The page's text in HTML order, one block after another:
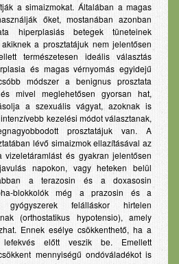
a simaizmokat. Általában a magas
őket, mostanában azonban
hiperplasiás betegek tüneteinek
a prosztatájuk nem jelentősen
természetesen ideális választás
és magas vérnyomás egyidejű
módszer a benignus prosztata
mivel meglehetősen gyorsan hat,
a szexuális vágyat, azoknak is
kezelési módot választanak,
prosztatájuk van. A
lévő simaizmok ellazításával az
és gyakran jelentősen
napokon, vagy heteken belül
a terazosin és a doxasosin
blokkolók még a prazosin és a
felálláskor hirtelen
(orthostatikus hypotensio), amely
Ennek esélye csökkenthető, ha a
lefekvés előtt veszik be. Emellett
mennyiségű ondóváladékot is